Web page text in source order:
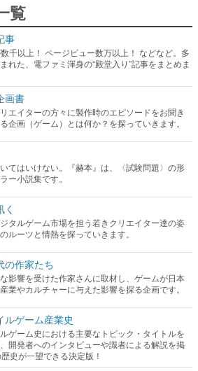
覧
事
千以上！ ページビュー数万以上！ などなど。多
れた、電ファミ渾身の“殿堂入り”記事をまとめま
画書
エイターの方々に製作時のエピソードをお聞き
企画（ゲーム）とは何か？を探っていきます。
てはいけない。『赫本』は、〈試験問題〉の形
ー小説集です。
タルゲーム市場を担う若きクリエイター達の姿
ルーツと情熱を探っていきます。
の作家たち
影響を受けた作家さんに取材し、ゲームが日本
業やカルチャーに与えた影響を探る企画です。
ルゲーム産業史
ゲーム史における主要なトピック・タイトルを
開発者へのインタビューや識者による解説を掲
史が一望できる決定版！